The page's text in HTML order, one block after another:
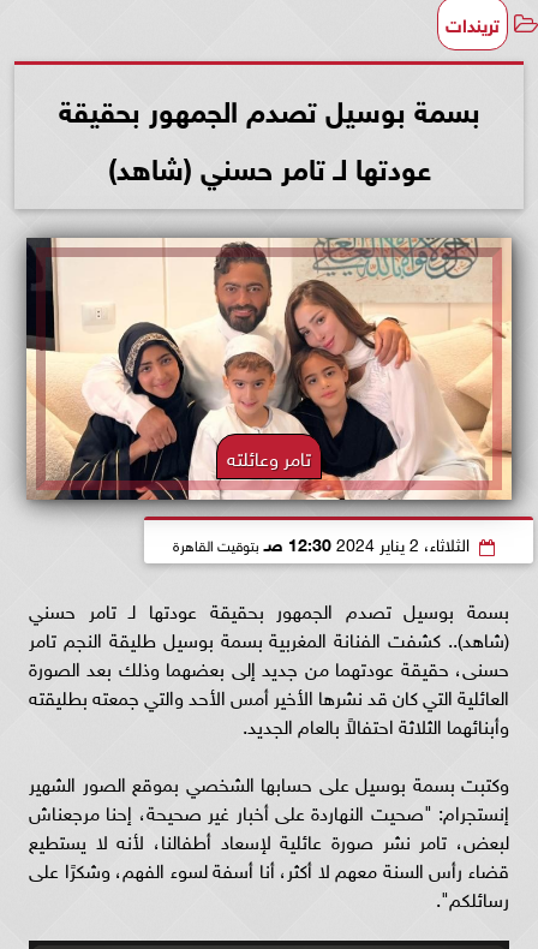
تريندات
بسمة بوسيل تصدم الجمهور بحقيقة
عودتها لـ تامر حسني (شاهد)
تامر وعائلته
الثلاثاء، 2 يناير 2024 12:30 صـ بتوقيت القاهرة
بسمة بوسيل تصدم الجمهور بحقيقة عودتها لـ تامر حسني
(شاهد).. كشفت الفنانة المغربية بسمة بوسيل طليقة النجم تامر
حسنى، حقيقة عودتهما من جديد إلى بعضهما وذلك بعد الصورة
العائلية التي كان قد نشرها الأخير أمس الأحد والتي جمعته بطليقته
وأبنائهما الثلاثة احتفالاً بالعام الجديد.
وكتبت بسمة بوسيل على حسابها الشخصي بموقع الصور الشهير
إنستجرام: "صحيت النهاردة على أخبار غير صحيحة، إحنا مرجعناش
لبعض، تامر نشر صورة عائلية لإسعاد أطفالنا، لأنه لا يستطيع
قضاء رأس السنة معهم لا أكثر، أنا أسفة لسوء الفهم، وشكرًا على
رسائلكم".